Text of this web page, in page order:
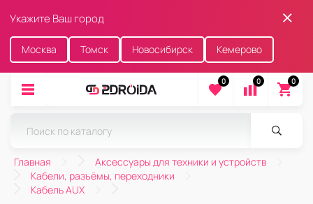
Укажите Ваш город
Москва Томск Новосибирск Кемерово
0 0 0
Главная
Аксессуары для техники и устройств
Кабели, разъёмы, переходники
Кабель AUX